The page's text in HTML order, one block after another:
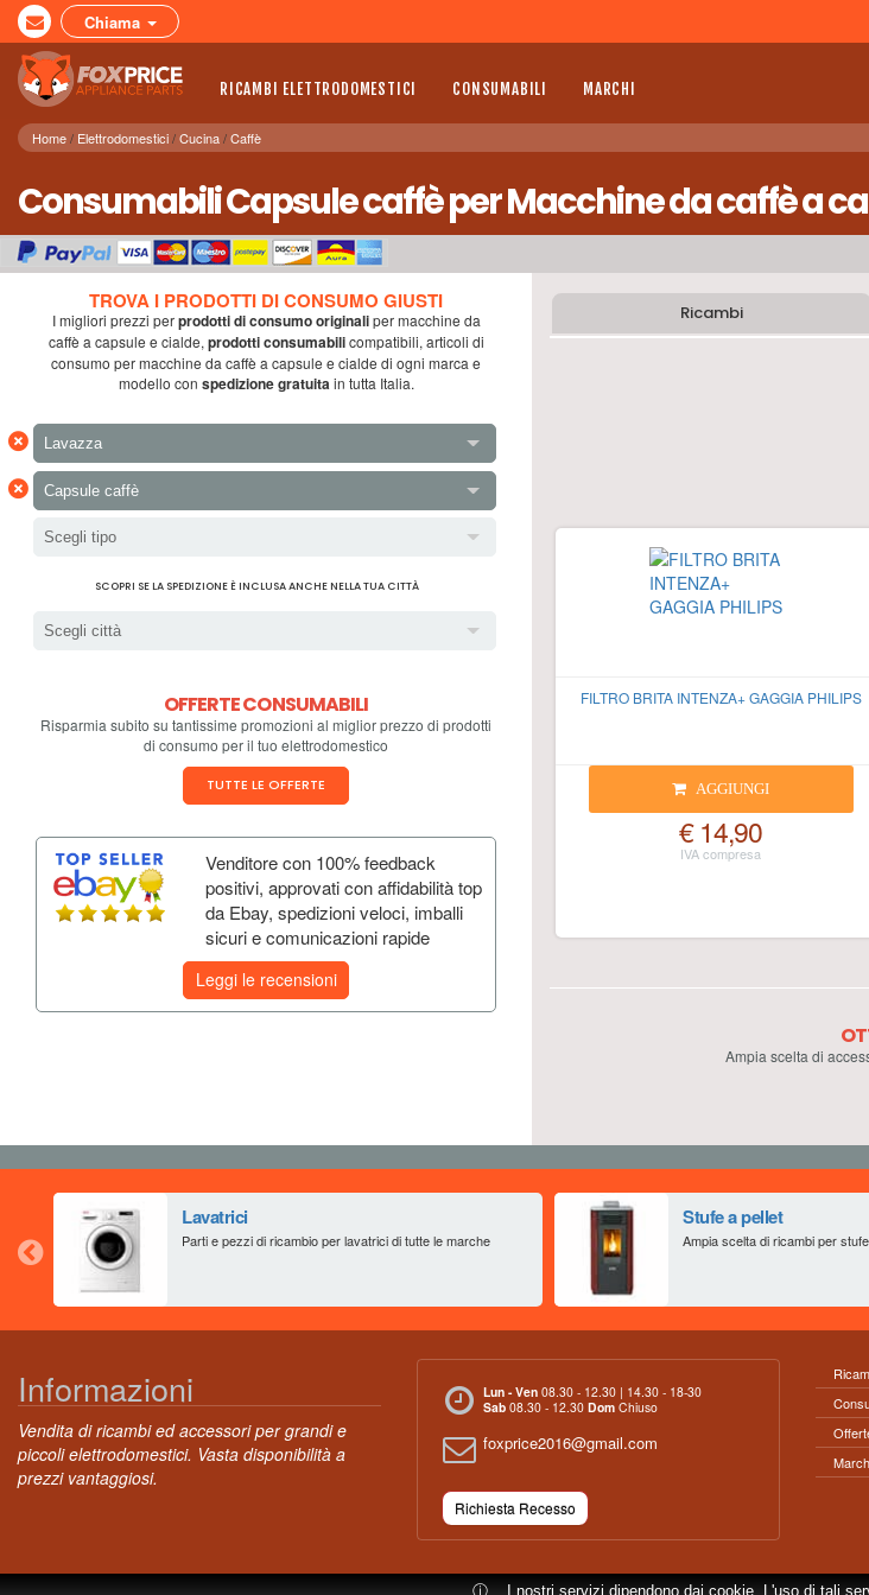
Chiama
RICAMBI ELETTRODOMESTICI CONSUMABILI MARCHI
Home Elettrodomestici Cucina Caffè
Consumabili Capsule caffè per Macchine da caffè a
TROVA I PRODOTTI DI CONSUMO GIUSTI
I migliori prezzi perprodotti di consumo originalipermacchine da
caffè a capsule e cialde, prodotti consumabilicompatibili, articoli di
consumo permacchine da caffè a capsule e cialde di ogni marca e
modello con spedizione gratuita in tutta Italia.
× Lavazza
× Capsule caffè
Scegli tipo
SCOPRI SE LA SPEDIZIONE È INCLUSA ANCHE NELLA TUA CITTÀ
Scegli città
OFFERTE CONSUMABILI
Risparmia subito su tantissime promozioni al miglior prezzo di prodotti
di consumo per il tuo elettrodomestico
TUTTE LE OFFERTE
Venditore con 100% feedback
positivi, approvati con affidabilità top
da Ebay, spedizioni veloci, imballi
sicuri e comunicazioni rapide
Leggi le recensioni
Ricambi
FILTRO BRITA INTENZA+ GAGGIA PHILIPS
AGGIUNGI
€ 14,90
Ampia scelta di
Lavatrici
Parti e pezzi di ricambio per lavatrici di tutte le marche
Stufe a pellet
Ampia scelta di ricambi per
Informazioni
Vendita di ricambi ed accessori per grandi e
piccoli elettrodomestici. Vasta disponibilità a
prezzi vantaggiosi.
Lun - Ven 08.30 - 12.30 | 14.30 - 18-30
Sab 08.30 - 12.30 Dom Chiuso
foxprice2016@gmail.com
Richiesta Recesso
ⓘ I nostri servizi dipendono dai cookie. L'uso di tali